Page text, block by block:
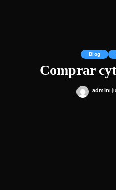
Blog
Comprar
Posted
admin